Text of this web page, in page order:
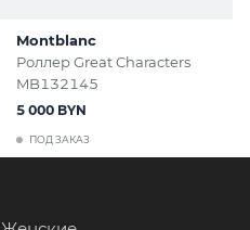
Montblanc
Роллер Great Characters
MB132145
ПОД ЗАКАЗ
5 000 BYN